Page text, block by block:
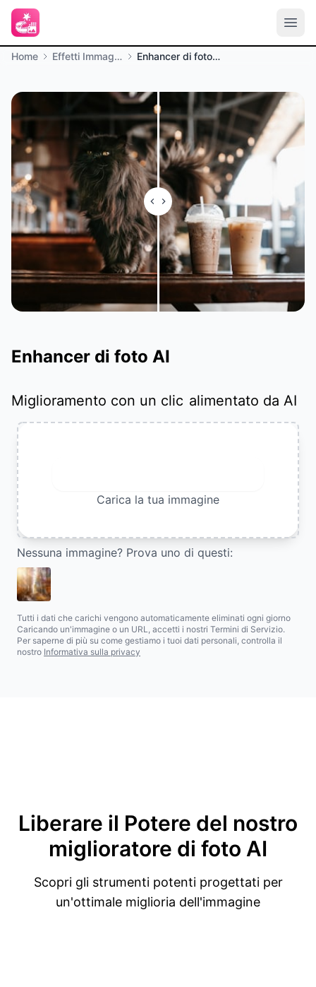
Home Effetti Immagine Enhancer di foto AI
Enhancer di foto AI
Miglioramento con un clic alimentato da AI
Carica la tua immagine
Nessuna immagine? Prova uno di questi:
Tutti i dati che carichi vengono automaticamente eliminati ogni giorno
Caricando un'immagine o un URL, accetti i nostri Termini di Servizio.
Per saperne di più su come gestiamo i tuoi dati personali, controlla il
nostro Informativa sulla privacy
Liberare il Potere del nostro
miglioratore di foto AI
Scopri gli strumenti potenti progettati per
un'ottimale miglioria dell'immagine